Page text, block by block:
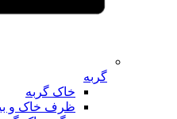
گربه
خاک گربه
ظرف خاک و